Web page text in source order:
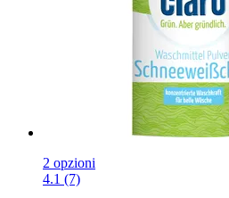
2 opzioni
4.1 (7)